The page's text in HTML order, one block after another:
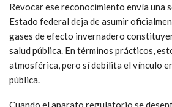
Revocar ese reconocimiento envía una
Estado federal deja de asumir
gases de efecto invernadero
salud pública. En términos prácticos,
atmosférica, pero sí debilita el vínculo
pública.
Cuando el aparato regulatorio se